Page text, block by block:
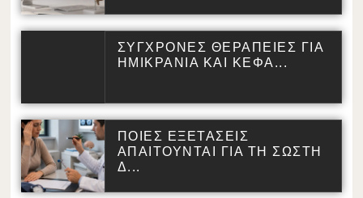
ΣΥΓΧΡΟΝΕΣ ΘΕΡΑΠΕΙΕΣ ΓΙΑ
ΗΜΙΚΡΑΝΙΑ ΚΑΙ ΚΕΦΑ...
ΠΟΙΕΣ ΕΞΕΤΑΣΕΙΣ
ΑΠΑΙΤΟΥΝΤΑΙ ΓΙΑ ΤΗ ΣΩΣΤΗ
Δ...